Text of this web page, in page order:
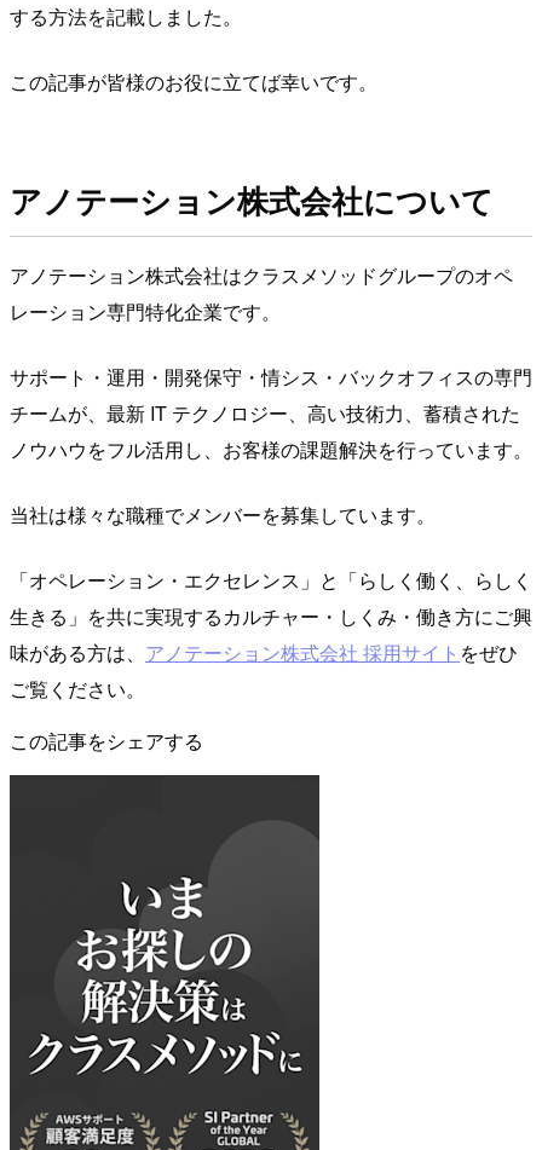
する方法を記載しました。
この記事が皆様のお役に立てば幸いです。
アノテーション株式会社について
アノテーション株式会社はクラスメソッドグループのオペ
レーション専門特化企業です。
サポート・運用・開発保守・情シス・バックオフィスの専門
チームが、最新 IT テクノロジー、高い技術力、蓄積された
ノウハウをフル活用し、お客様の課題解決を行っています。
当社は様々な職種でメンバーを募集しています。
「オペレーション・エクセレンス」と「らしく働く、らしく
生きる」を共に実現するカルチャー・しくみ・働き方にご興
味がある方は、 アノテーション株式会社 採用サイト をぜひ
ご覧ください。
この記事をシェアする